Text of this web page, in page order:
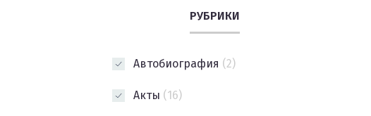
РУБРИКИ
Автобиография (2)
Акты (16)